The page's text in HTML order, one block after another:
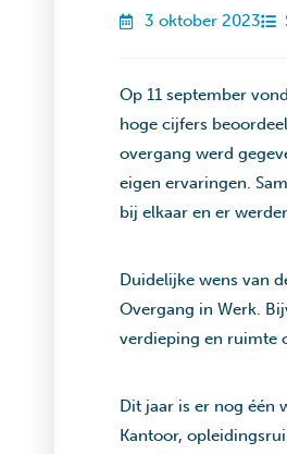
3 oktober 2023
Op 11 september
hoge cijfers
overgang werd
eigen ervaringen.
bij elkaar en er
Duidelijke wens van
Overgang in Werk.
verdieping en ruimte
Dit jaar is er nog één
Kantoor,